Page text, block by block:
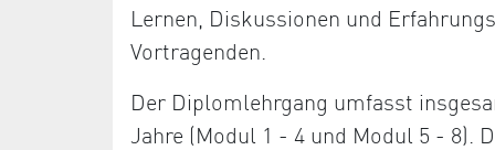
Lernen, Diskussionen und
Vortragenden.
Der Diplomlehrgang umfasst
Jahre (Modul 1 - 4 und Modul 5 - 8).